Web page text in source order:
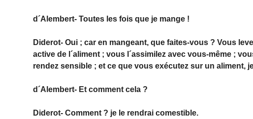
d´Alembert- Toutes les fois que je mange !
Diderot- Oui ; car en mangeant, que faites-vous ? Vous
active de l´aliment ; vous l´assimilez avec vous-même ;
rendez sensible ; et ce que vous exécutez sur un aliment,
d´Alembert- Et comment cela ?
Diderot- Comment ? je le rendrai comestible.